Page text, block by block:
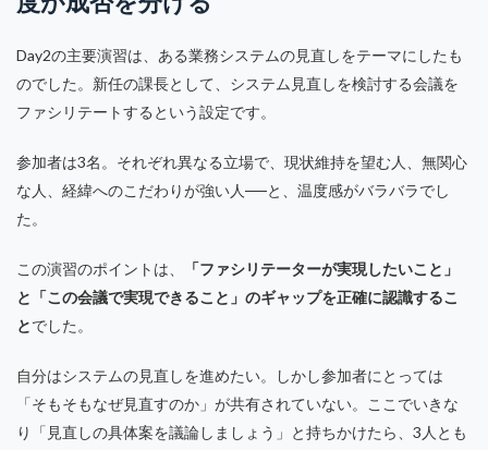
Day2の主要演習は、ある業務システムの見直しをテーマにしたも
のでした。新任の課長として、システム見直しを検討する会議を
ファシリテートするという設定です。
参加者は3名。それぞれ異なる立場で、現状維持を望む人、無関心
な人、経緯へのこだわりが強い人──と、温度感がバラバラでし
た。
この演習のポイントは、
「ファシリテーターが実現したいこと」
と「この会議で実現できること」のギャップを正確に認識するこ
とでした。
自分はシステムの見直しを進めたい。しかし参加者にとっては
「そもそもなぜ見直すのか」が共有されていない。ここでいきな
り「見直しの具体案を議論しましょう」と持ちかけたら、3人とも